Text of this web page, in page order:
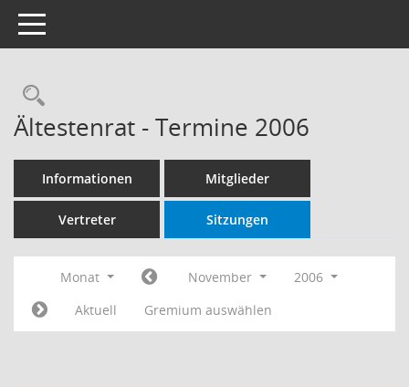
Toggle navigation
Rechercheauswahl
Ältestenrat - Termine 2006
Informationen Mitglieder
Vertreter Sitzungen
Monat November
2006
Aktuell
Gremium auswählen